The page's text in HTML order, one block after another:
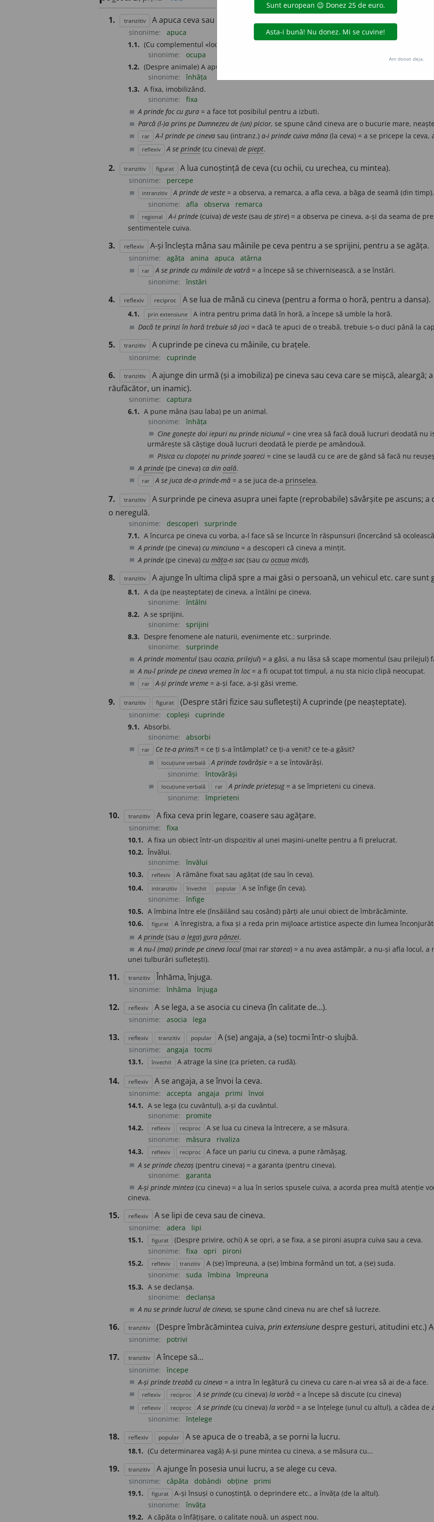
1. tranzitiv A apuca ceva sau pe cineva cu mâna, cu ajutorul unui instrument etc.
sinonime:
apuca
1.1. (Cu complementul «loc»,
sinonime:
ocupa
1.2. (Despre animale) A apuca cu dinții, cu ghearele.
sinonime:
înhăța
1.3. A fixa, imobilizând.
sinonime:
fixa
A prinde foc cu gura = a face tot posibilul pentru a izbuti.
Parcă (l-)a prins pe Dumnezeu de (un) picior, se spune când cineva are o bucurie mare,
rar A-l prinde pe cineva sau (intranz.) a-i prinde cuiva mâna (la ceva) = a se pricepe la
reflexiv A se prinde (cu cineva) de piept.
2. tranzitiv figurat A lua cunoștință de ceva (cu ochii, cu urechea, cu mintea).
sinonime: percepe
intranzitiv A prinde de veste = a observa, a remarca, a afla ceva, a băga de seamă (din timp).
sinonime:
afla observa remarca
regional A-i prinde (cuiva) de veste (sau de știre) = a observa pe cineva, a-și da seama de
sentimentele cuiva.
3. reflexiv A-și încleșta mâna sau mâinile pe ceva pentru a se sprijini, pentru a se agăța.
sinonime: agăța anina apuca atârna
rar A se prinde cu mâinile de vatră = a începe să se chivernisească, a se înstări.
sinonime:
înstări
4. reflexiv reciproc A se lua de mână cu cineva (pentru a forma o horă, pentru a dansa).
4.1. prin extensiune A intra pentru prima dată în horă, a începe să umble la horă.
Dacă te prinzi în horă trebuie să joci = dacă te apuci de o treabă, trebuie s-o duci până la
5. tranzitiv A cuprinde pe cineva cu mâinile, cu brațele.
sinonime: cuprinde
6. tranzitiv
A ajunge din urmă (și a imobiliza) pe cineva sau ceva care se mișcă, aleargă;
răufăcător, un inamic).
sinonime:
captura
6.1. A pune mâna (sau laba) pe un animal.
sinonime:
înhăța
chat_bubble Cine gonește doi iepuri nu prinde niciunul = cine vrea să facă două lucruri deodată nu
urmărește să câștige două lucruri deodată le pierde pe amândouă.
chat_bubble Pisica cu clopoței nu prinde șoareci = cine se laudă cu ce are de gând să facă nu
chat_bubble Aprinde (pe cineva)ca dinoală.
chat_bubble rar A se juca de-a prinde-mă = a se juca de-a prinselea.
7. tranzitiv
A surprinde pe cineva asupra unei fapte (reprobabile) săvârșite pe ascuns; a
o neregulă.
sinonime: descoperi
surprinde
7.1. A încurca pe cineva cu vorba, a-l face să se încurce în răspunsuri (încercând să
chat_bubble A prinde (pe cineva)cu minciuna = a descoperi că cineva a mințit.
chat_bubble A prinde (pe cineva)cumâța-n sac(saucuocaua mică).
8. tranzitiv A ajunge în ultima clipă spre a mai găsi o persoană, un vehicul etc. care sunt
8.1. A da (pe neașteptate) de cineva, a întâlni pe cineva.
sinonime:
întâlni
8.2. A se sprijini.
sinonime:
sprijini
8.3. Despre fenomene ale naturii, evenimente etc.: surprinde.
sinonime:
surprinde
A prinde momentul (sauocazia, prilejul) = a găsi, a nu lăsa să scape momentul (sau prilejul)
A nu-l prinde pe cineva vremea în loc= a fi ocupat tot timpul, a nu sta nicio clipă neocupat.
rar A-și prinde vreme = a-și face, a-și găsi vreme.
9. tranzitiv figurat (Despre stări fizice sau sufletești) A cuprinde (pe neașteptate).
sinonime: copleși
cuprinde
9.1. Absorbi.
sinonime:
absorbi
chat_bubble rar Ce te-a prins?! = ce ți s-a întâmplat? ce ți-a venit? ce te-a găsit?
locuțiune verbală A prinde tovărășie = a se întovărăși.
sinonime:
întovărăși
locuțiune verbală rar A prinde prieteșug= a se împrieteni cu cineva.
sinonime:
împrieteni
10. tranzitiv A fixa ceva prin legare, coasere sau agățare.
sinonime:
fixa
10.1. A fixa un obiect într-un dispozitiv al unei mașini-unelte pentru a fi prelucrat.
10.2. Învălui.
sinonime:
învălui
10.3.
reflexiv
A rămâne fixat sau agățat (de sau în ceva).
10.4.
intranzitiv învechit popular
A se înfige (în ceva).
sinonime:
înfige
10.5. A îmbina între ele (însăilând sau cosând) părți ale unui obiect de îmbrăcăminte.
10.6.
figurat A înregistra, a fixa și a reda prin mijloace artistice aspecte din lumea
Aprinde (saualega)gurapânzei.
A nu-l (mai) prinde pe cineva locul (mai rarstarea) = a nu avea astâmpăr, a nu-și afla locul,
unei tulburări sufletești).
11. tranzitiv Înhăma, înjuga.
sinonime: înhăma înjuga
12. reflexiv A se lega, a se asocia cu cineva (în calitate de...).
sinonime: asocia lega
13. reflexiv tranzitiv popular A (se) angaja, a (se) tocmi într-o slujbă.
sinonime: angaja
tocmi
13.1.
învechit A atrage la sine (ca prieten, ca rudă).
14. reflexiv A se angaja, a se învoi la ceva.
sinonime: accepta angaja primi
învoi
14.1. A se lega (cu cuvântul), a-și da cuvântul.
sinonime:
promite
14.2.
reflexiv reciproc
A se lua cu cineva la întrecere, a se măsura.
sinonime:
măsura
rivaliza
14.3.
reflexiv reciproc A face un pariu cu cineva, a pune rămășag.
chat_bubble A se prinde chezaș (pentru cineva) = a garanta (pentru cineva).
sinonime:
garanta
chat_bubble A-și prinde mintea (cu cineva) = a lua în serios spusele cuiva, a acorda prea multă atenție
cineva.
15. reflexiv A se lipi de ceva sau de cineva.
sinonime: adera
lipi
15.1.
figurat
(Despre privire, ochi) A se opri, a se fixa, a se pironi asupra cuiva sau a ceva.
sinonime:
fixa opri
pironi
15.2.
reflexiv tranzitiv
A (se) împreuna, a (se) îmbina formând un tot, a (se) suda.
sinonime:
suda îmbina
împreuna
15.3. A se declanșa.
sinonime:
declanșa
A nu se prinde lucrul de cineva, se spune când cineva nu are chef să lucreze.
16. tranzitiv (Despre îmbrăcămintea cuiva, prin extensiunedespre gesturi, atitudini etc.)
sinonime: potrivi
17. tranzitiv A începe să...
sinonime: începe
chat_bubble A-și prinde treabă cu cineva = a intra în legătură cu cineva cu care n-ai vrea să ai de-a face.
chat_bubble reflexiv reciproc A se prinde(cu cineva) la vorbă= a începe să discute (cu cineva)
reflexiv reciproc A se prinde(cu cineva) la vorbă= a se înțelege (unul cu altul), a cădea de
sinonime:
înțelege
18. reflexiv popular A se apuca de o treabă, a se porni la lucru.
18.1. (Cu determinarea vagă) A-și pune mintea cu cineva, a se măsura cu...
19. tranzitiv A ajunge în posesia unui lucru, a se alege cu ceva.
sinonime: căpăta dobândi obține
primi
19.1.
figurat
A-și însuși o cunoștință, o deprindere etc., a învăța (de la altul).
sinonime:
învăța
19.2. A căpăta o înfățișare, o calitate nouă, un aspect nou.
Am donat deja.